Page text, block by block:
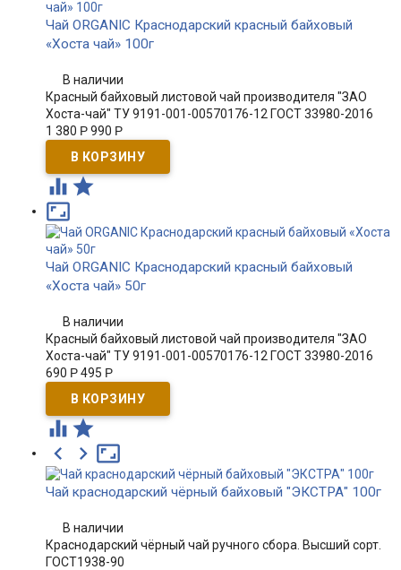
Чай ORGANIC Краснодарский красный байховый
«Хоста чай» 100г
В наличии
Красный байховый листовой чай производителя "ЗАО
Хоста-чай" ТУ 9191-001-00570176-12 ГОСТ 33980-2016
1 380 Р 990 Р
 

Чай ORGANIC Краснодарский красный байховый
«Хоста чай» 50г
В наличии
Красный байховый листовой чай производителя "ЗАО
Хоста-чай" ТУ 9191-001-00570176-12 ГОСТ 33980-2016
690 Р 495 Р
 

 
Чай краснодарский чёрный байховый "ЭКСТРА" 100г
В наличии
Краснодарский чёрный чай ручного сбора. Высший сорт.
ГОСТ1938-90